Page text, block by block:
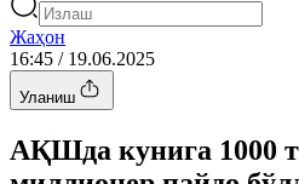
Жаҳон
16:45 / 19.06.2025
Уланиш
АҚШда кунига 1000